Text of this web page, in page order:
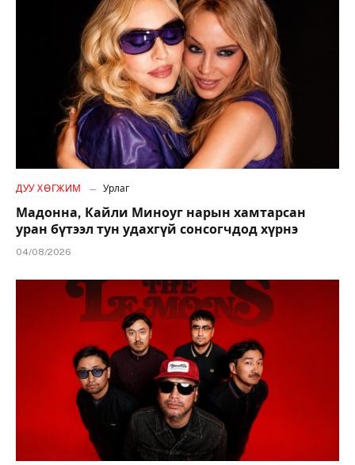
ДУУ ХӨГЖИМ Урлаг
Мадонна, Кайли Миноуг нарын хамтарсан
уран бүтээл тун удахгүй сонсогчдод хүрнэ
04/08/2026